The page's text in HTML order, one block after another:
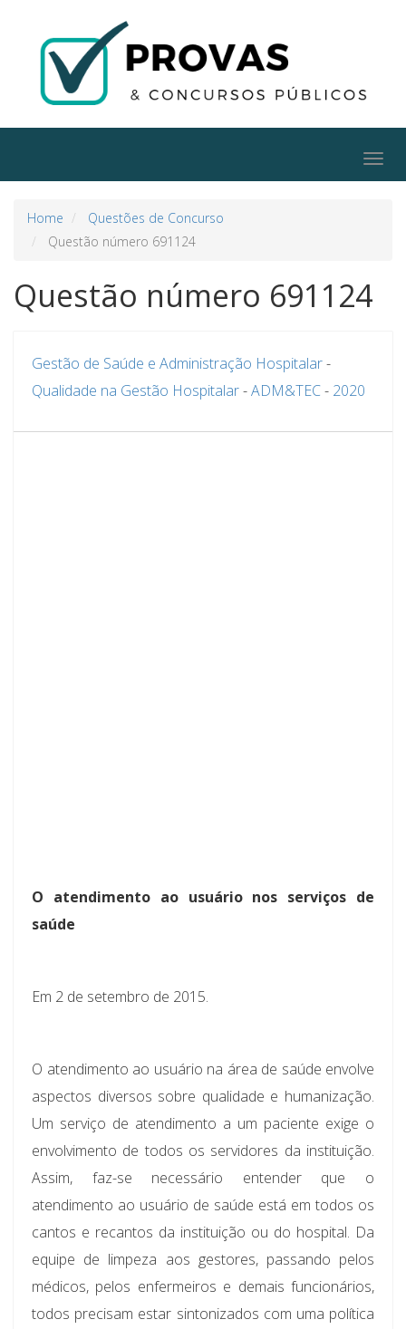
Home
Questões de Concurso
Questão número 691124
Questão número 691124
Gestão de Saúde e Administração Hospitalar-
Qualidade na Gestão Hospitalar-ADM&TEC- 2020
O atendimento ao usuário nos serviços de
saúde
Em 2 de setembro de 2015.
O atendimento ao usuário na área de saúde envolve
aspectos diversos sobre qualidade e humanização.
Um serviço de atendimento a um paciente exige o
envolvimento de todos os servidores da instituição.
Assim, faz-se necessário entender que o
atendimento ao usuário de saúde está em todos os
cantos e recantos da instituição ou do hospital. Da
equipe de limpeza aos gestores, passando pelos
médicos, pelos enfermeiros e demais funcionários,
todos precisam estar sintonizados com uma política